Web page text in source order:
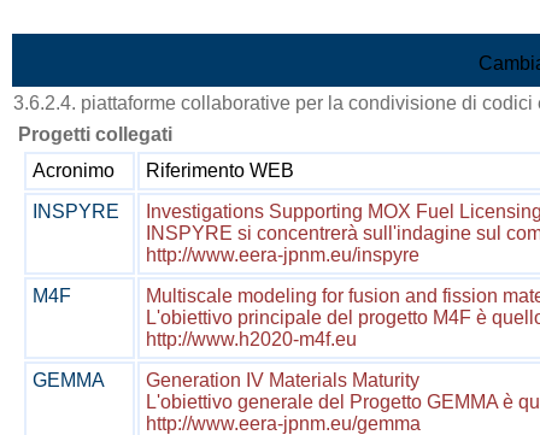
3.6.2.4. piattaforme collaborative per la condivisione di codici
Progetti collegati
Acronimo
Riferimento WEB
INSPYRE
Investigations Supporting MOX Fuel
INSPYRE si concentrerà sull'indagine sul
http://www.eera-jpnm.eu/inspyre
M4F
Multiscale modeling for fusion and fission
L'obiettivo principale del progetto M4F è
http://www.h2020-m4f.eu
GEMMA
Generation IV Materials Maturity
L'obiettivo generale del Progetto GEMMA è
http://www.eera-jpnm.eu/gemma